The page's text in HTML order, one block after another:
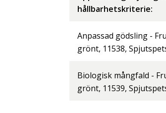
hållbarhetskriterie:
Anpassad gödsling -
grönt, 11538,
Biologisk mångfald -
grönt, 11539,